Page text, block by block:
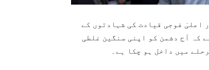
اعلیٰ فوجی قیادت کی شہادتوں کے
کہ آج دشمن کو اپنی سنگین غلطی
میں داخل ہو چکا ہے۔